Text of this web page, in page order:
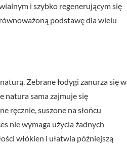
i szybko regenerującym się
podstawę dla wielu
Zebrane łodygi zanurza się w
natura sama zajmuje się
ręcznie, suszone na słońcu
nie wymaga użycia żadnych
włókien i ułatwia późniejszą